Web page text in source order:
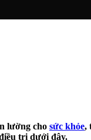
lường cho sức khỏe,
trị dưới đây.